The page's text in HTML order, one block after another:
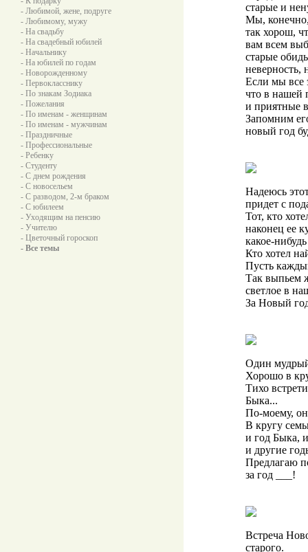
- Любимой, жене, подруге
- Любимому, мужу
- На свадьбу
- На свадебный юбилей
- Начальнику
- На юбилей по годам
- Новорожденному
- Первокласснику
- По знакам Зодиака
- Пожелания
- По именам - женщинам
- По именам - мужчинам
- Праздничные
- Профессиональные
- Ребенку
- Студенту
- С днем рождения
- С новосельем
- С разводом, 2-м браком
- С юбилеем
- Уходящим на пенсию
- Учителю
- Цветочный гороскоп
- Все темы
старые и
Мы,
так хорош,
вам всем
старые
неверность,
Если мы все
что в нашей
и приятные
Запомним
новый год
Надеюсь
придет с
Тот, кто
наконец ее
какое-
Кто хотел
Пусть
Так выпьем
светлое в
За Новый
Один мудрый
Хорошо в
Тихо
Быка...
По-моему, он
В кругу
и год Быка,
и другие
Предлагаю
за год ___!
Встреча
старого.